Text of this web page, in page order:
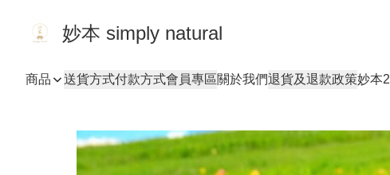
妙本 simply natural
商品 送貨方式付款方式會員專區關於我們退貨及退款政策妙本2